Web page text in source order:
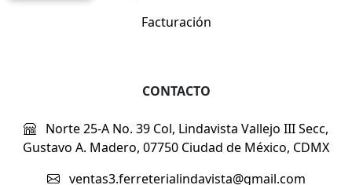
Facturación
CONTACTO
Norte 25-A No. 39 Col, Lindavista Vallejo III Secc,
Gustavo A. Madero, 07750 Ciudad de México, CDMX
ventas3.ferreterialindavista@gmail.com